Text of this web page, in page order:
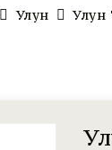
Улун Улун